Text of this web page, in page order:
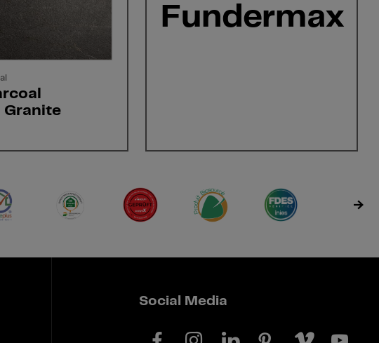
Granite
Fundermax
Social Media